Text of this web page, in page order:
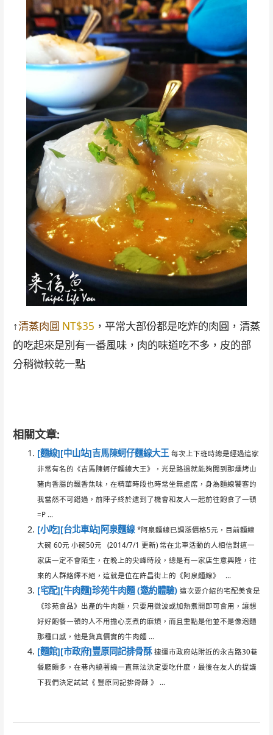
↑清蒸肉圓 NT$35 ，平常大部份都是吃炸的肉圓，清蒸
的吃起來是別有一番風味，肉的味道吃不多，皮的部
分稍微較乾一點
相關文章:
[麵線][中山站]吉馬陳蚵仔麵線大王 每次上下班時總是經過這家
非常有名的《吉馬陳蚵仔麵線大王》，光是路過就能夠聞到那燻烤山
豬肉香腸的飄香焦味，在精華時段也時常坐無虛席，身為麵線饕客的
我當然不可錯過，前陣子終於逮到了機會和友人一起前往飽食了一頓
=P ...
[小吃][台北車站]阿泉麵線 *阿泉麵線已調漲價格5元，目前麵線
大碗 60元 小碗50元 (2014/7/1 更新) 常在北車活動的人相信對這一
家店一定不會陌生，在晚上的尖峰時段，總是有一家店生意興隆，往
來的人群絡繹不絕，這就是位在許昌街上的《阿泉麵線》 ...
[宅配][牛肉麵]珍苑牛肉麵 (邀約體驗) 這次要介紹的宅配美食是
《珍苑食品》出產的牛肉麵，只要用微波或加熱煮開即可食用，讓想
好好飽餐一頓的人不用擔心烹煮的麻煩，而且重點是他並不是像泡麵
那種口感，他是貨真價實的牛肉麵 ...
[麵館][市政府]豐原同記排骨酥 捷運市政府站附近的永吉路30巷
餐廳頗多，在巷內繞著繞一直無法決定要吃什麼，最後在友人的提議
下我們決定試試《 豐原同記排骨酥 》 ...